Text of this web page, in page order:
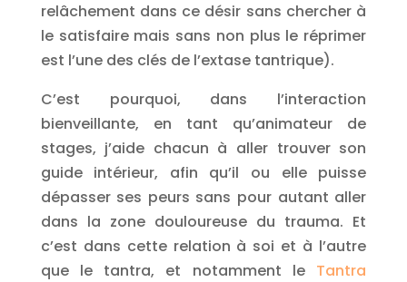
relâchement dans ce désir sans chercher à
le satisfaire mais sans non plus le réprimer
est l’une des clés de l’extase tantrique).
C’est pourquoi, dans l’interaction
bienveillante, en tant qu’animateur de
stages, j’aide chacun à aller trouver son
guide intérieur, afin qu’il ou elle puisse
dépasser ses peurs sans pour autant aller
dans la zone douloureuse du trauma. Et
c’est dans cette relation à soi et à l’autre
que le tantra, et notamment le Tantra